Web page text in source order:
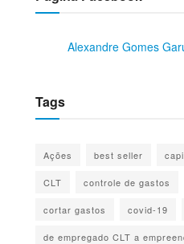
Alexandre Gomes
Tags
Ações best seller
CLT controle de gastos
cortar gastos covid-19
de empregado CLT a